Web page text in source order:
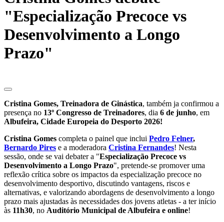
"Especialização Precoce vs
Desenvolvimento a Longo
Prazo"
Cristina Gomes, Treinadora de Ginástica, também ja confirmou a
presença no 13º Congresso de Treinadores, dia 6 de junho, em
Albufeira, Cidade Europeia do Desporto 2026!
Cristina Gomes completa o painel que inclui Pedro Felner,
Bernardo Pires e a moderadora Cristina Fernandes! Nesta
sessão, onde se vai debater a "Especialização Precoce vs
Desenvolvimento a Longo Prazo", pretende-se promover uma
reflexão crítica sobre os impactos da especialização precoce no
desenvolvimento desportivo, discutindo vantagens, riscos e
alternativas, e valorizando abordagens de desenvolvimento a longo
prazo mais ajustadas às necessidades dos jovens atletas - a ter início
às 11h30, no Auditório Municipal de Albufeira e online!